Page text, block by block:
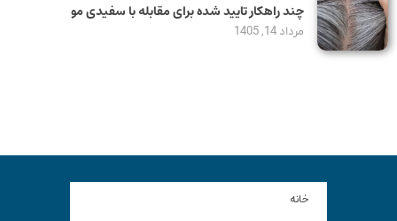
چند راهکار تایید شده برای مقابله با سفیدی مو
مرداد 14, 1405
خانه